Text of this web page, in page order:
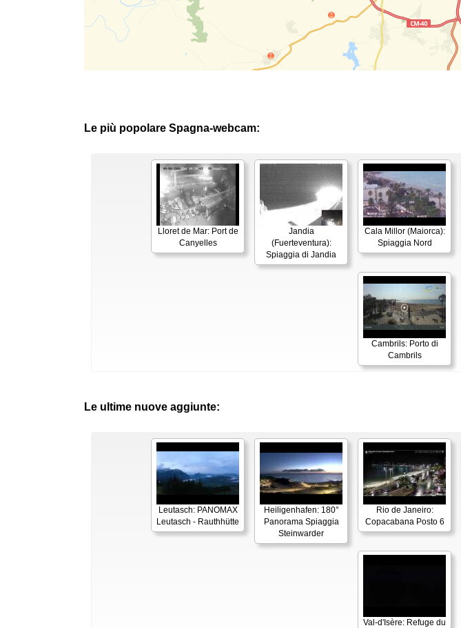
Le più popolare Spagna-webcam:
Lloret de Mar: Port de
Canyelles
Jandia
(Fuerteventura):
Spiaggia di Jandia
Cala Millor (Maiorca):
Spiaggia Nord
Cambrils: Porto di
Cambrils
Le ultime nuove aggiunte:
Leutasch: PANOMAX
Leutasch - Rauthhütte
Heiligenhafen: 180°
Panorama Spiaggia
Steinwarder
Rio de Janeiro:
Copacabana Posto 6
Val-d'Isère: Refuge du